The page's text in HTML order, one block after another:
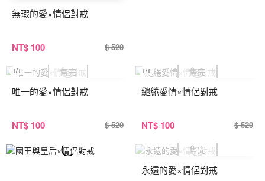
無瑕的愛×情侶對戒
NT$ 100 $ 520
1/1
唯一的愛×情侶對戒
NT$ 100 $ 520
1/1
繾綣愛情×情侶對戒
NT$ 100 $ 520
永遠的愛×情侶對戒